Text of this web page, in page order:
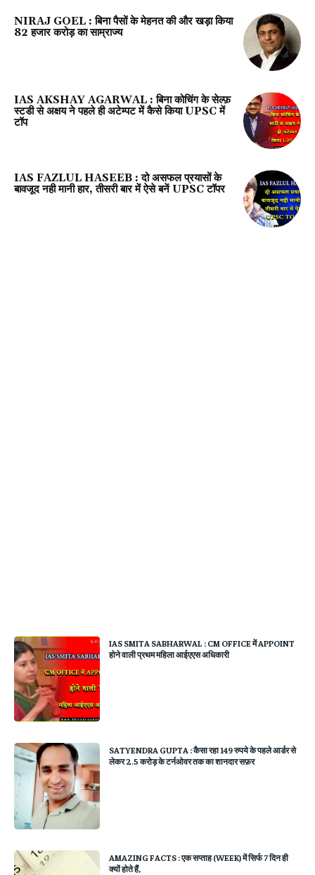
IAS SMITA SABHARWAL : CM OFFICE में APPOINT
होने वाली प्रथम महिला आईएएस अधिकारी
SATYENDRA GUPTA : कैसा रहा 149 रुपये के पहले आर्डर से
लेकर 2.5 करोड़ के टर्नओवर तक का शानदार सफ़र
AMAZING FACTS : एक सप्ताह (WEEK) में सिर्फ 7 दिन ही
क्यों होते हैं,
NIRAJ GOEL : बिना पैसों के मेहनत की और खड़ा किया
82 हजार करोड़ का साम्राज्य
IAS AKSHAY AGARWAL : बिना कोचिंग के सेल्फ़
स्टडी से अक्षय ने पहले ही अटेम्पट में कैसे किया UPSC में
टॉप
IAS FAZLUL HASEEB : दो असफल प्रयासों के
बावजूद नही मानी हार, तीसरी बार में ऐसे बनें UPSC टॉपर